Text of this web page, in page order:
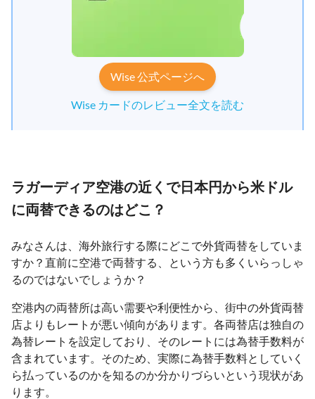
Wise 公式ページへ
Wise カードのレビュー全文を読む
ラガーディア空港の近くで日本円から米ドル
に両替できるのはどこ？
みなさんは、海外旅行する際にどこで外貨両替をしていま
すか？直前に空港で両替する、という方も多くいらっしゃ
るのではないでしょうか？
空港内の両替所は高い需要や利便性から、街中の外貨両替
店よりもレートが悪い傾向があります。各両替店は独自の
為替レートを設定しており、そのレートには為替手数料が
含まれています。そのため、実際に為替手数料としていく
ら払っているのかを知るのか分かりづらいという現状があ
ります。